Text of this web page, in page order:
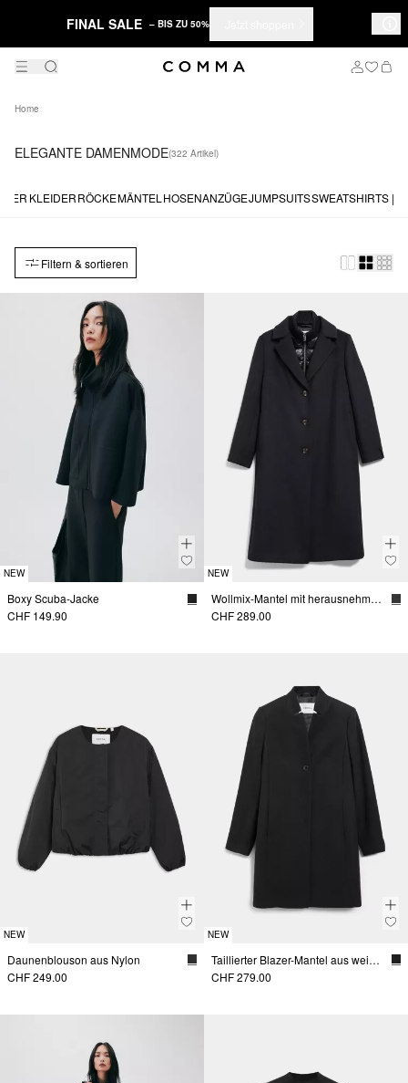
FINAL SALE – BIS ZU 50%
Home
ELEGANTE DAMENMODE(322 Artikel)
KLEIDERRÖCKEMÄNTEL HOSENANZÜGEJUMPSUITSSWEATSHIRTS |
Filtern & sortieren
NEW
Boxy Scuba-Jacke
CHF 149.90
NEW
Wollmix-Mantel mit herausnehmbarem Einsatz
CHF 289.00
NEW
Daunenblouson aus Nylon
CHF 249.00
NEW
Taillierter Blazer-Mantel aus weichem Viskosemix
CHF 279.00